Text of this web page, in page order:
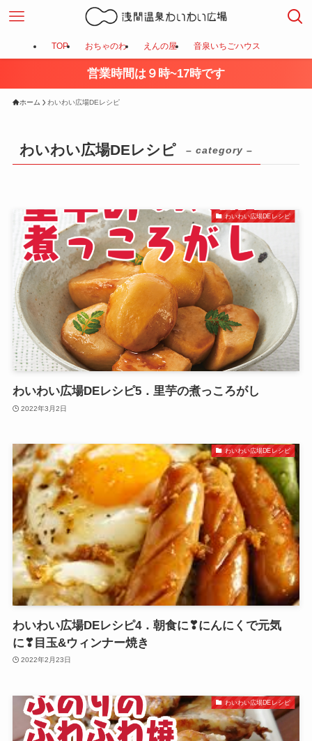
TOP おちゃのわ えんの屋 音泉いちごハウス
営業時間は９時~17時です
ホーム わいわい広場DEレシピ
わいわい広場DEレシピ – category –
わいわい広場DEレシピ
わいわい広場DEレシピ5．里芋の煮っころがし
2022年3月2日
わいわい広場DEレシピ
わいわい広場DEレシピ4．朝食に❣にんにくで元気
に❣目玉&ウィンナー焼き
2022年2月23日
わいわい広場DEレシピ